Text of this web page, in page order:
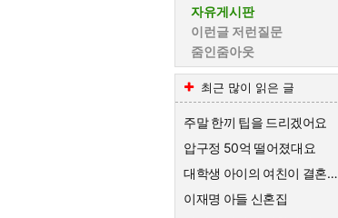
자유게시판
이런글 저런질문
줌인줌아웃
최근 많이 읽은 글
주말 한끼 팁을 드리겠어요
압구정 50억 떨어졌대요
대학생 아이의 여친이 결혼하자고한대요
이재명 아들 신혼집